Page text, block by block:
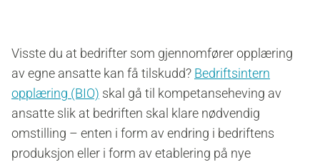
Visste du at bedrifter som gjennomfører opplæring
av egne ansatte kan få tilskudd? Bedriftsintern
opplæring (BIO) skal gå til kompetanseheving av
ansatte slik at bedriften skal klare nødvendig
omstilling – enten i form av endring i bedriftens
produksjon eller i form av etablering på nye